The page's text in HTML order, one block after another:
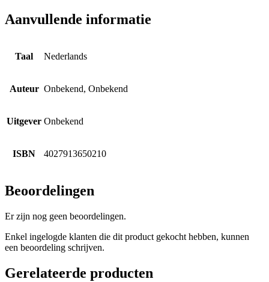
Aanvullende informatie
Taal Nederlands
Auteur Onbekend, Onbekend
Uitgever Onbekend
ISBN 4027913650210
Beoordelingen
Er zijn nog geen beoordelingen.
Enkel ingelogde klanten die dit product gekocht hebben, kunnen
een beoordeling schrijven.
Gerelateerde producten